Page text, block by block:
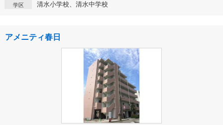
学区 清水小学校、清水中学校
アメニティ春日